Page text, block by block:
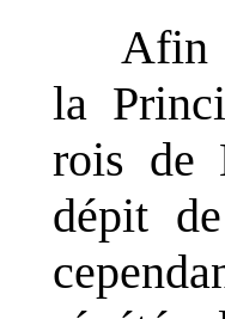
Afin
la
rois de
dépit